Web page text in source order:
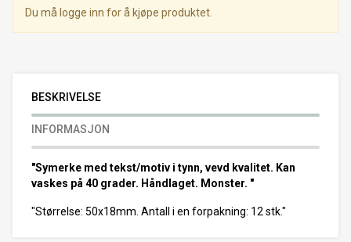
Du må logge inn for å kjøpe produktet.
BESKRIVELSE
INFORMASJON
"Symerke med tekst/motiv i tynn, vevd kvalitet. Kan
vaskes på 40 grader. Håndlaget. Monster. "
"Størrelse: 50x18mm. Antall i en forpakning: 12 stk."